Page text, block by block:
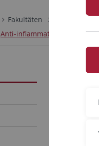
Fakultäten
Anti-inflammatory drugs
Anti-